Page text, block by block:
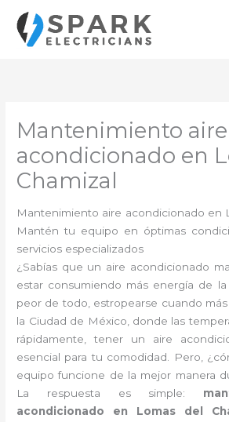
contenido
Mantenimiento aire
acondicionado en
Chamizal
Mantenimiento aire acondicionado en
Mantén tu equipo en óptimas
servicios especializados
¿Sabías que un aire acondicionado
estar consumiendo más energía de
peor de todo, estropearse cuando
la Ciudad de México, donde las
rápidamente, tener un aire
esencial para tu comodidad. Pero,
equipo funcione de la mejor manera
La respuesta es simple:
acondicionado en Lomas del